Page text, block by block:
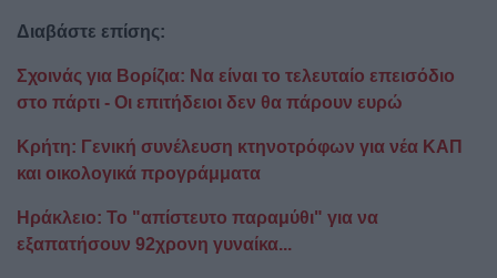
Διαβάστε επίσης:
Σχοινάς για Βορίζια: Να είναι το τελευταίο επεισόδιο
στο πάρτι - Οι επιτήδειοι δεν θα πάρουν ευρώ
Κρήτη: Γενική συνέλευση κτηνοτρόφων για νέα ΚΑΠ
και οικολογικά προγράμματα
Ηράκλειο: Το "απίστευτο παραμύθι" για να
εξαπατήσουν 92χρονη γυναίκα...